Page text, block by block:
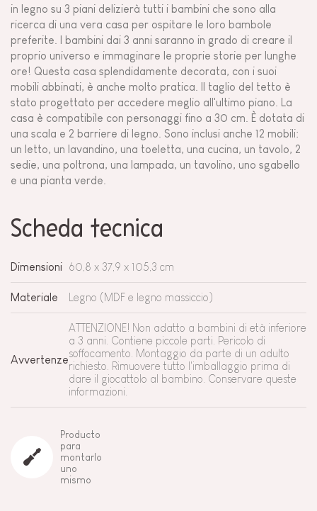
in legno su 3 piani delizierà tutti i bambini che sono alla
ricerca di una vera casa per ospitare le loro bambole
preferite. I bambini dai 3 anni saranno in grado di creare il
proprio universo e immaginare le proprie storie per lunghe
ore! Questa casa splendidamente decorata, con i suoi
mobili abbinati, è anche molto pratica. Il taglio del tetto è
stato progettato per accedere meglio all'ultimo piano. La
casa è compatibile con personaggi fino a 30 cm. È dotata di
una scala e 2 barriere di legno. Sono inclusi anche 12 mobili:
un letto, un lavandino, una toeletta, una cucina, un tavolo, 2
sedie, una poltrona, una lampada, un tavolino, uno sgabello
e una pianta verde.
Scheda tecnica
Dimensioni 60,8 x 37,9 x 105,3 cm
Materiale Legno (MDF e legno massiccio)
Avvertenze
ATTENZIONE! Non adatto a bambini di età inferiore
a 3 anni. Contiene piccole parti. Pericolo di
soffocamento. Montaggio da parte di un adulto
richiesto. Rimuovere tutto l'imballaggio prima di
dare il giocattolo al bambino. Conservare queste
informazioni.
Producto
para
montarlo
uno
mismo